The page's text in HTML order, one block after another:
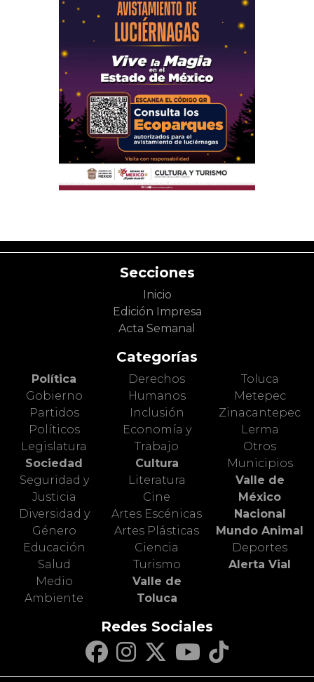
Secciones
Inicio
Edición Impresa
Acta Semanal
Categorías
Política
Gobierno
Partidos
Políticos
Legislatura
Sociedad
Seguridad y
Justicia
Diversidad y
Género
Educación
Salud
Medio
Ambiente
Derechos
Humanos
Inclusión
Economía y
Trabajo
Cultura
Literatura
Cine
Artes Escénicas
Artes Plásticas
Ciencia
Turismo
Valle de
Toluca
Toluca
Metepec
Zinacantepec
Lerma
Otros
Municipios
Valle de
México
Nacional
Mundo Animal
Deportes
Alerta Vial
Redes Sociales